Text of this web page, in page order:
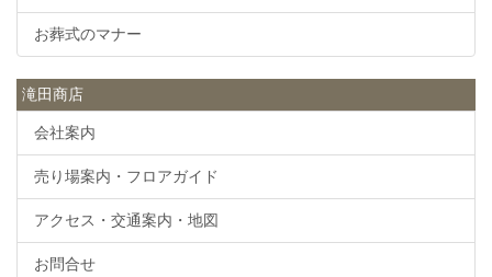
お葬式のマナー
滝田商店
会社案内
売り場案内・フロアガイド
アクセス・交通案内・地図
お問合せ